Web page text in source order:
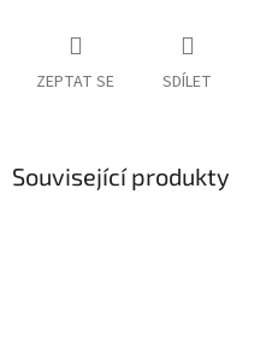
ZEPTAT SE SDÍLET
Související produkty